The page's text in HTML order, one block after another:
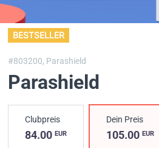
BESTSELLER
#803200, Parashield
Parashield
Clubpreis
84.00 EUR
Dein Preis
105.00EUR